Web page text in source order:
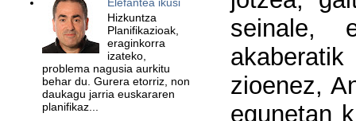
seinale,
zioenez,
egunetan
Hizkuntza
Planifikazioak,
eraginkorra
izateko,
problema nagusia aurkitu
behar du. Gurera etorriz, non
daukagu jarria euskararen
planifikaz...